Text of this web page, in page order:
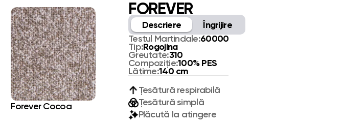
Forever Cocoa
FOREVER
Descriere Îngrijire
Testul Martindale:60000
Tip:Rogojina
Greutate:310
Compoziție:100% PES
Lățime:140 cm
Țesătură respirabilă
Țesătură simplă
Plăcută la atingere